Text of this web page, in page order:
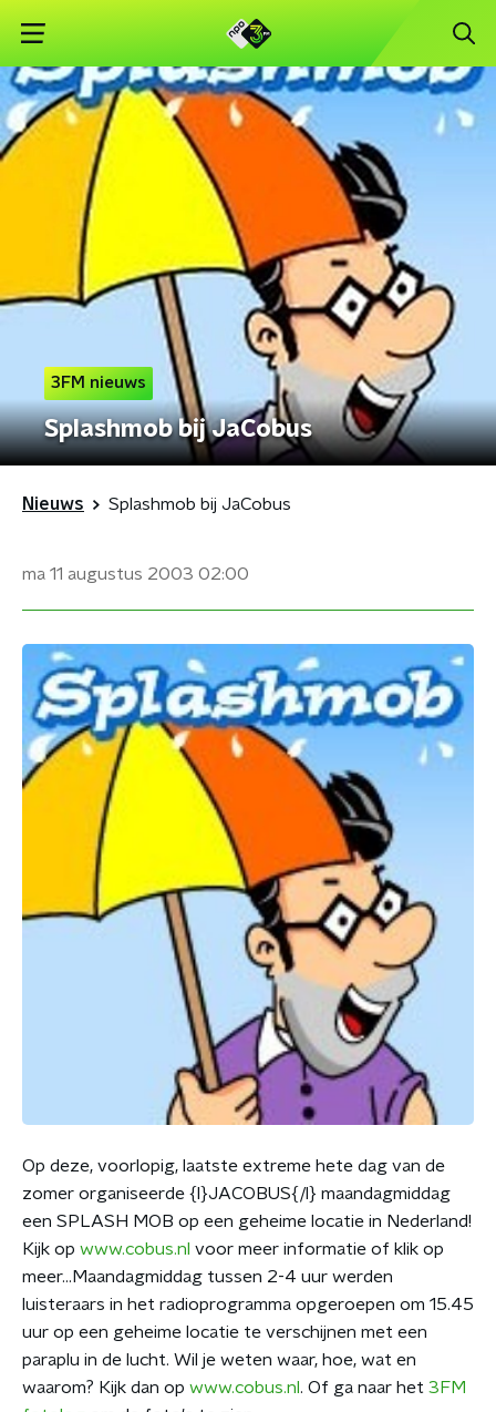
3FM nieuws
Splashmob bij JaCobus
Nieuws Splashmob bij JaCobus
ma 11 augustus 2003 02:00
Op deze, voorlopig, laatste extreme hete dag van de
zomer organiseerde {l}JACOBUS{/l} maandagmiddag
een SPLASH MOB op een geheime locatie in Nederland!
Kijk op www.cobus.nl voor meer informatie of klik op
meer...Maandagmiddag tussen 2-4 uur werden
luisteraars in het radioprogramma opgeroepen om 15.45
uur op een geheime locatie te verschijnen met een
paraplu in de lucht. Wil je weten waar, hoe, wat en
waarom? Kijk dan op www.cobus.nl . Of ga naar het 3FM